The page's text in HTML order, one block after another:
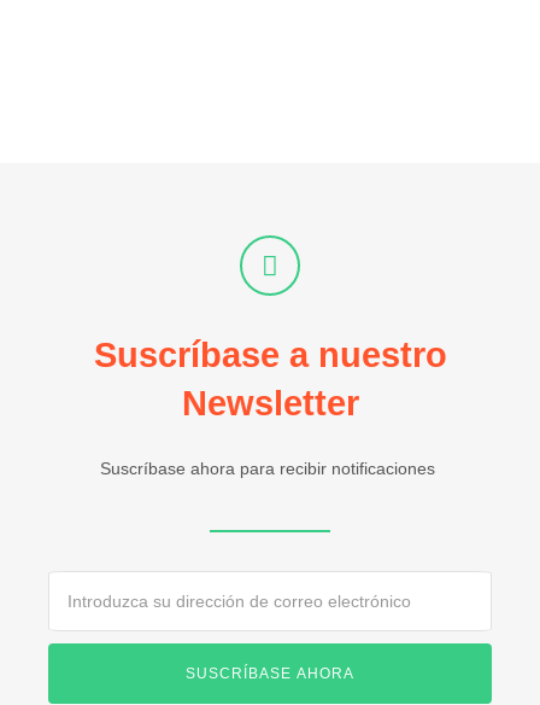
Suscríbase a nuestro
Newsletter
Suscríbase ahora para recibir notificaciones
SUSCRÍBASE AHORA